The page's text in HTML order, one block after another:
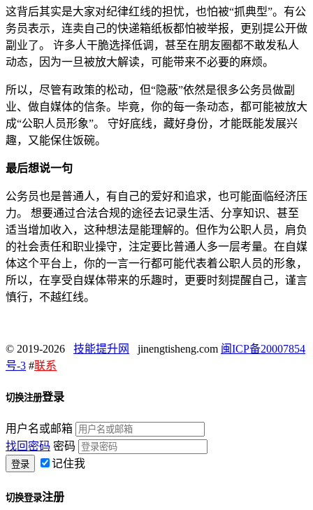
这背后其实是大家对纪律红线的担忧，也怕被“抓典型”。有公
务员表示，连卖自己的快递箱纸板都怕被举报，更别提公开做
副业了。 许多人干脆选择低调，甚至在朋友圈都不敢发私人
动态，因为一旦被放大解读，可能带来不必要的麻烦。
所以，尽管有政策的松动，但“隐蔽”依然是很多公务员做副
业、做自媒体的信条。毕竟，你的每一条动态，都可能被放大
成“公职人员形象”。 守好底线，藏好身份，才能既能发展兴
趣，又能保住饭碗。
最后想说一句
公务员也是普通人，有自己的爱好和追求，也可能面临经济压
力。 想要通过合法合规的途径去记录生活、分享知识、甚至
适当增加收入，这种想法是能理解的。但作为公职人员，肩负
的社会责任和职业操守，注定要比普通人多一层考量。在自媒
体这个平台上，你的一言一行都可能代表着公职人员的形象，
所以，在享受自媒体带来的乐趣时，更要时刻提醒自己，谨言
慎行，不越红线。
© 2019-2026 技能提升网 jinengtisheng.com 闽ICP备20007854
号-3 #联系
切换注册登录
用户名或邮箱
找回密码 密码
记住我
切换登录注册